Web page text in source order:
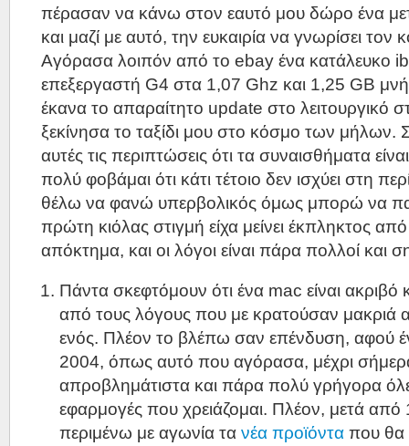
πέρασαν να κάνω στον εαυτό μου δώρο ένα
και μαζί με αυτό, την ευκαιρία να γνωρίσει
Αγόρασα λοιπόν από το ebay ένα κατάλευκο
επεξεργαστή G4 στα 1,07 Ghz και 1,25 GB
έκανα το απαραίτητο update στο λειτουργικό
ξεκίνησα το ταξίδι μου στο κόσμο των μήλων.
αυτές τις περιπτώσεις ότι τα συναισθήματα
πολύ φοβάμαι ότι κάτι τέτοιο δεν ισχύει στη
θέλω να φανώ υπερβολικός όμως μπορώ να
πρώτη κιόλας στιγμή είχα μείνει έκπληκτος
απόκτημα, και οι λόγοι είναι πάρα πολλοί και
Πάντα σκεφτόμουν ότι ένα mac είναι ακριβό
από τους λόγους που με κρατούσαν μακριά
ενός. Πλέον το βλέπω σαν επένδυση, αφού
2004, όπως αυτό που αγόρασα, μέχρι
απροβλημάτιστα και πάρα πολύ γρήγορα
εφαρμογές που χρειάζομαι. Πλέον, μετά
περιμένω με αγωνία τα νέα προϊόντα που θα